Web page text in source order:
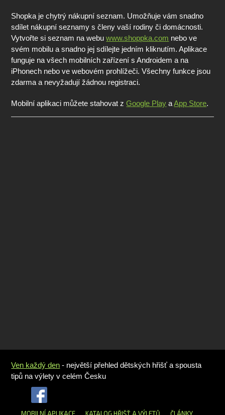
Shopka je chytrý nákupní seznam. Umožňuje vám snadno
sdílet nákupní seznamy s členy vaší rodiny či domácnosti.
Vytvořte si seznam na webuwww.shoppka.com nebo ve
svém mobilu a snadno jej sdílejte jedním kliknutím. Aplikace
funguje na všech mobilních zařízení s Androidem a na
iPhonech nebo ve webovém prohlížeči. Všechny funkce jsou
zdarma a nevyžadují žádnou registraci.
Mobilní aplikaci můžete stahovat zGoogle Play aApp Store.
Ven každý den - největší přehled dětských hřišť a spousta
tipů na výlety v celém Česku
MOBILNÍ APLIKACE KATALOG HŘIŠŤ A VÝLETŮ ČLÁNKY